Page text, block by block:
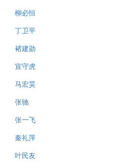
柳必恒
丁卫平
褚建勋
宣守虎
马宏昊
张驰
张一飞
秦礼萍
叶民友